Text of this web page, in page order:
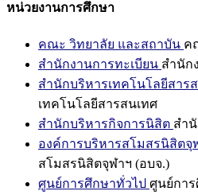
หน่วยงานการศึกษา
คณะ วิทยาลัย และสถาบัน ค
สำนักงานการทะเบียน สำนัก
สำนักบริหารเทคโนโลยีสาร
เทคโนโลยีสารสนเทศ
สำนักบริหารกิจการนิสิต สำ
องค์การบริหารสโมสรนิสิตจุ
สโมสรนิสิตจุฬาฯ (อบจ.)
ศูนย์การศึกษาทั่วไป ศูนย์กา